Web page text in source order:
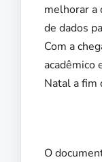
melhorar a
de dados
Com a
acadêmico
Natal a fim
O